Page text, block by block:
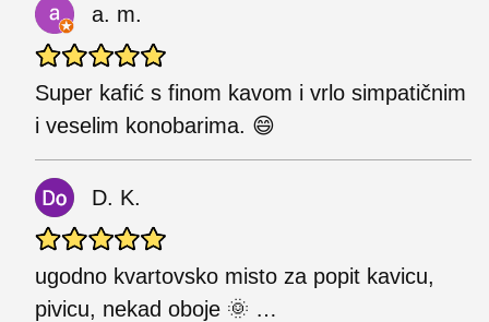
a. m.
Super kafić s finom kavom i vrlo simpatičnim
i veselim konobarima. 😄
D. K.
ugodno kvartovsko misto za popit kavicu,
pivicu, nekad oboje 🌞 …